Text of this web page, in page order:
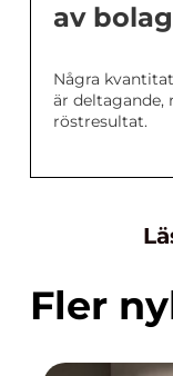
av
Några
är deltagande,
röstresultat.
Fler